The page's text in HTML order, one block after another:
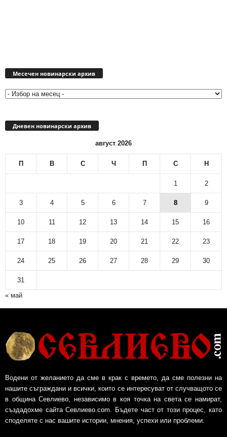
Месечен новинарски архив
Дневен новинарски архив
август 2026
П В С Ч П С Н
1 2
3 4 5 6 7 8 9
10 11 12 13 14 15 16
17 18 19 20 21 22 23
24 25 26 27 28 29 30
31
« май
Водени от желанието да сме в крак с времето, да сме полезни на
нашите съграждани и всички, които се интересуват от случващото се
в община Севлиево, независимо в коя точка на света се намират,
създадохме сайта Севлиево.com. Бъдете част от този процес, като
споделяте с нас вашите истории, мнения, успехи или проблеми.